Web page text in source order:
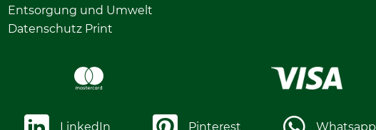
Entsorgung und Umwelt
Datenschutz Print
LinkedIn Pinterest Whatsapp